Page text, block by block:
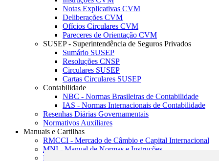
Notas Explicativas CVM
Deliberações CVM
Ofícios Circulares CVM
Pareceres de Orientação CVM
SUSEP - Superintendência de Seguros Privados
Sumário SUSEP
Resoluções CNSP
Circulares SUSEP
Cartas Circulares SUSEP
Contabilidade
NBC - Normas Brasileiras de Contabilidade
IAS - Normas Internacionais de Contabilidade
Resenhas Diárias Governamentais
Normativos Auxiliares
Manuais e Cartilhas
RMCCI - Mercado de Câmbio e Capital Internacional
MNI - Manual de Normas e Instruções
MTVM - Manual de Títulos e Valores Mobiliários